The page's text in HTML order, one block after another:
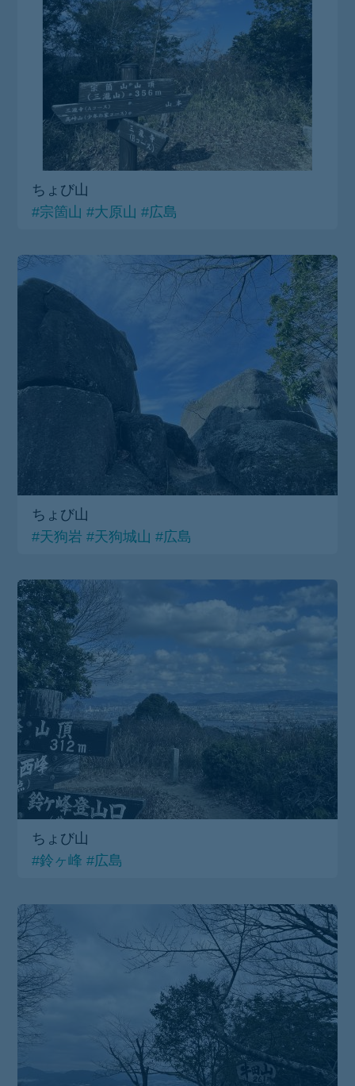
ちょび山
#宗箇山 #大原山 #広島
ちょび山
#天狗岩 #天狗城山 #広島
ちょび山
#鈴ヶ峰 #広島